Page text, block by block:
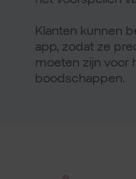
Klanten kunnen
app, zodat ze
moeten zijn voor
boodschappen.